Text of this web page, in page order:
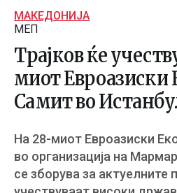
МАКЕДОНИЈА
МЕП
Трајков ќе
миот
Самит во
На 28-миот Евроазиски
во организација на
се зборува за актуелните